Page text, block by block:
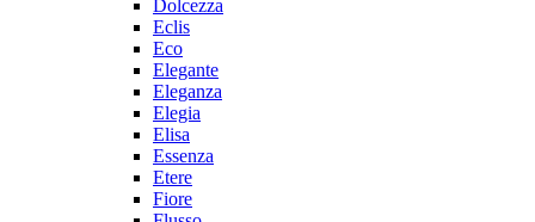
Dolcezza
Eclis
Eco
Elegante
Eleganza
Elegia
Elisa
Essenza
Etere
Fiore